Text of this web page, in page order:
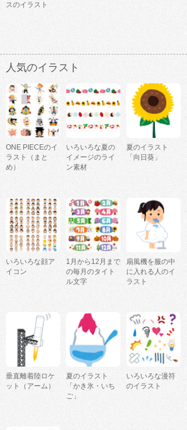
スのイラスト
人気のイラスト
ONE PIECEのイ
ラスト（まと
め）
いろいろな夏の
イメージのライ
ン素材
夏のイラスト
「向日葵」
いろいろな顔ア
イコン
1月から12月まで
の毎月のタイト
ル文字
扇風機を服の中
に入れる人のイ
ラスト
垂直離着陸ロケ
ット（アーム）
夏のイラスト
「かき氷・いち
ご」
いろいろな漫符
のイラスト